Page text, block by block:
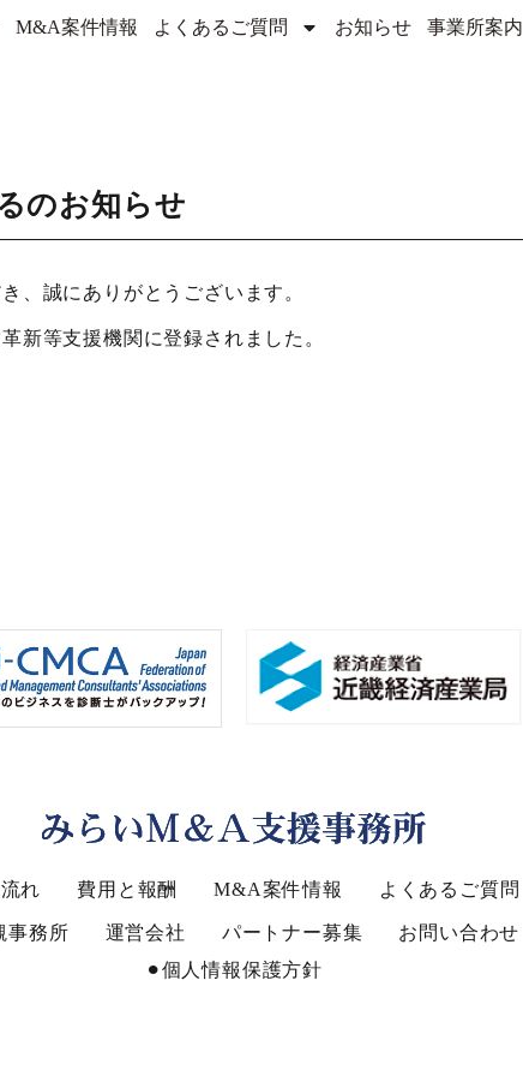
M&A案件情報 よくあるご質問 お知らせ 事業所案内
のお知らせ
、誠にありがとうございます。
新等支援機関に登録されました。
れ 費用と報酬 M&A案件情報 よくあるご質問
事務所 運営会社 パートナー募集 お問い合わせ
⚫︎個人情報保護方針